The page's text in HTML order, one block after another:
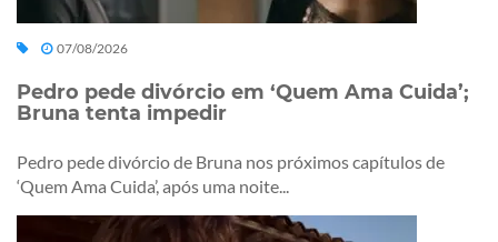
07/08/2026
Pedro pede divórcio em ‘Quem Ama Cuida’;
Bruna tenta impedir
Pedro pede divórcio de Bruna nos próximos capítulos de
‘Quem Ama Cuida’, após uma noite...